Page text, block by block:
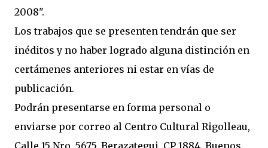
2008".
Los trabajos que se presenten tendrán que ser
inéditos y no haber logrado alguna distinción en
certámenes anteriores ni estar en vías de
publicación.
Podrán presentarse en forma personal o
enviarse por correo al Centro Cultural Rigolleau,
Calle 15 Nro. 5675, Berazategui, CP 1884, Buenos